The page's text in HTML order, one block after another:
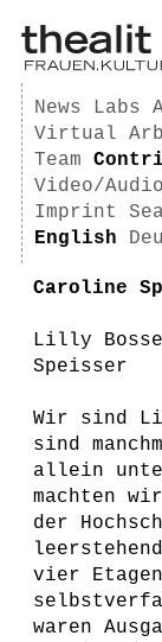
News Labs
Virtual
Team
Video/
Imprint
English
Caroline
Lilly
Speisser
Wir sind
sind
allein
machten
der
vier
waren